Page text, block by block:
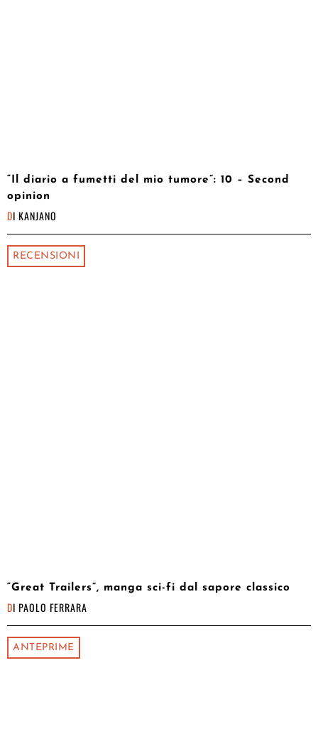
“Il diario a fumetti del mio tumore”: 10 – Second
opinion
DI KANJANO
RECENSIONI
“Great Trailers”, manga sci-fi dal sapore classico
DI PAOLO FERRARA
ANTEPRIME